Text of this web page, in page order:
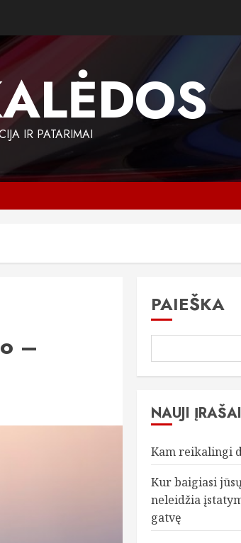
IR PATARIMAI
–
PAIEŠKA
NAUJI ĮRAŠAI
Kam reikalingi
Kur baigiasi
neleidžia
gatvę